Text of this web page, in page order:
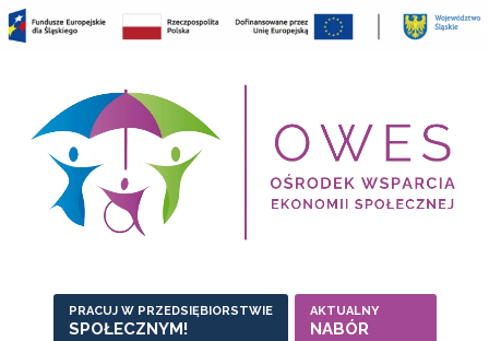
Skip
to
PRACUJ W PRZEDSIĘBIORSTWIE
SPOŁECZNYM!
AKTUALNY
NABÓR